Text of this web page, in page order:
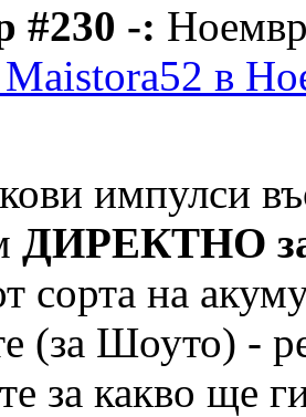
#230 -:
в
импулси
ДИРЕКТНО за
сорта на
(за Шоуто) -
за какво ще